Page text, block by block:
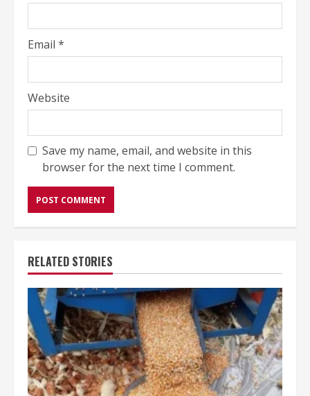
Email *
Website
Save my name, email, and website in this
browser for the next time I comment.
RELATED STORIES